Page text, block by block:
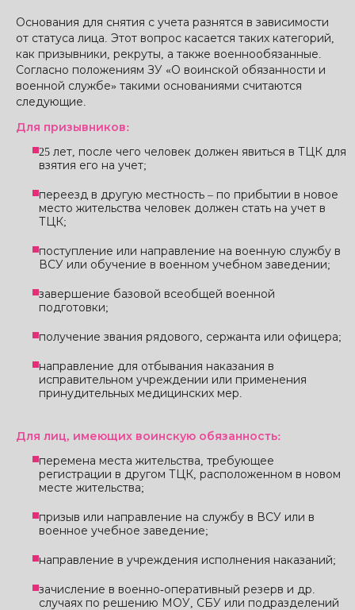
Основания для снятия с учета разнятся в зависимости
от статуса лица. Этот вопрос касается таких категорий,
как призывники, рекруты, а также военнообязанные.
Согласно положениям ЗУ «О воинской обязанности и
военной службе» такими основаниями считаются
следующие.
Для призывников:
25 лет, после чего человек должен явиться в ТЦК для
взятия его на учет;
переезд в другую местность – по прибытии в новое
место жительства человек должен стать на учет в
ТЦК;
поступление или направление на военную службу в
ВСУ или обучение в военном учебном заведении;
завершение базовой всеобщей военной
подготовки;
получение звания рядового, сержанта или офицера;
направление для отбывания наказания в
исправительном учреждении или применения
принудительных медицинских мер.
Для лиц, имеющих воинскую обязанность:
перемена места жительства, требующее
регистрации в другом ТЦК, расположенном в новом
месте жительства;
призыв или направление на службу в ВСУ или в
военное учебное заведение;
направление в учреждения исполнения наказаний;
зачисление в военно-оперативный резерв и др.
случаях по решению МОУ, СБУ или подразделений